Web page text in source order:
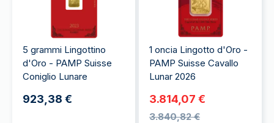
5 grammi Lingottino
d'Oro - PAMP Suisse
Coniglio Lunare
923,38 €
1 oncia Lingotto d'Oro -
PAMP Suisse Cavallo
Lunar 2026
3.814,07 €
3.840,82 €